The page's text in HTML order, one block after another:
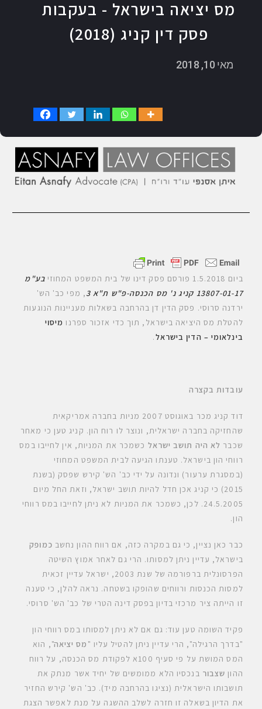
מס יציאה בישראל - בעקבות
פסק דין קניג (2018)
מאי 10, 2018
ביום 1.5.2018 פורסם פסק דינו של בית המשפט המחוזי
בע"מ
13807-01-17 קניג נ' מס הכנסה-פ"ש ת"א 3
, מפי כב' הש'
ירדנה סרוסי. פסק הדין דן בהרחבה בשאלות מעניינות הנוגעות
להטלת מס היציאה בישראל, תוך כדי אזכור ספרנו מיסוי
בינלאומי – הדין בישראל.
עובדות בקצרה
דוד קניג מכר באוגוסט 2007 מניות בחברה אמריקאית
שהחזיקה בחברה ישראלית, ונוצר לו רוח הון. קניג טען כי מאחר
שכבר לא היה תושב ישראל כשמכר את המניות, אין לחייבו במס
רווחי הון בישראל. טענתו הגיעה לבית המשפט המחוזי
(במסגרת ערעור) ונדונה על ידי כב' הש' קירש שפסק (בשנת
2015) כי קניג אכן חדל להיות תושב ישראל, וזאת החל מיום
24.5.2005. לכן, כשמכר את המניות לא ניתן לחייבו במס רווחי
הון.
כבר כאן נציין, כי גם במקרה כזה, אם רווח ההון נחשב כמופק
בישראל, עדיין ניתן למסותו. הרי גם לאחר אמוץ השיטה
הפרסונלית ברפורמה של שנת 2003, ישראל עדיין זכאית
למסות הכנסות ורווחים שהופקו בשטחה. נראה להלן, כי טענה
זו הייתה ציר מרכזי בדיון בפסק דינה הטרי של כב' הש' סרוסי.
פקיד השומה טען עוד: גם אם לא ניתן למסותו במס רווחי הון
"בדרך הרגילה", הרי עדיין ניתן להטיל עליו " מס יציאה", הוא
המס המושת על פי סעיף 100א לפקודת מס הכנסה, על רווח
ההון שצבור בנכסיו הלא ממומשים של יחיד אשר מנתק את
תושבותו הישראלית (נציגו בהרחבה מיד). כב' הש' קירש החזיר
את הדיון בשאלה זו חזרה לשלב ההשגה על מנת לאפשר הצגת